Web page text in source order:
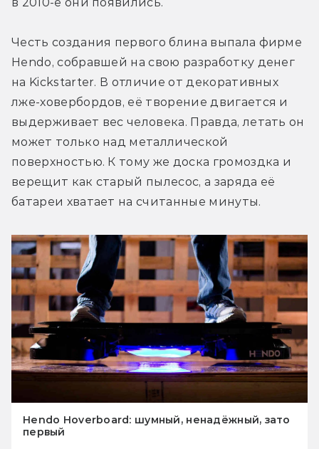
Честь создания первого блина выпала фирме
Hendo, собравшей на свою разработку денег
на Kickstarter. В отличие от декоративных
лже-ховербордов, её творение двигается и
выдерживает вес человека. Правда, летать он
может только над металлической
поверхностью. К тому же доска громоздка и
верещит как старый пылесос, а заряда её
батареи хватает на считанные минуты.
Hendo Hoverboard: шумный, ненадёжный, зато
первый